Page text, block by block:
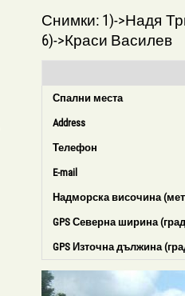
Снимки: 1)->Надя
6)->Краси Василев
Спални места
Address
Телефон
E-mail
Надморска височина
GPS Северна ширина
GPS Източна дължина